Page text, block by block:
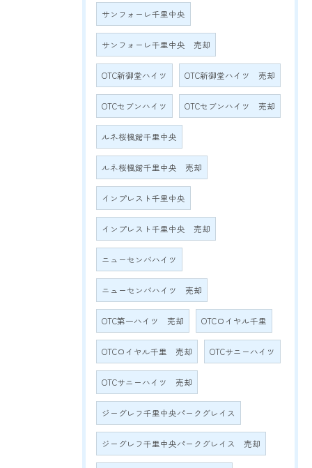
サンフォーレ千里中央
サンフォーレ千里中央 売却
OTC新御堂ハイツ OTC新御堂ハイツ 売却
OTCセブンハイツ OTCセブンハイツ 売却
ルネ桜楓館千里中央
ルネ桜楓館千里中央 売却
インプレスト千里中央
インプレスト千里中央 売却
ニューセンバハイツ
ニューセンバハイツ 売却
OTC第一ハイツ 売却 OTCロイヤル千里
OTCロイヤル千里 売却 OTCサニーハイツ
OTCサニーハイツ 売却
ジーグレフ千里中央パークグレイス
ジーグレフ千里中央パークグレイス 売却